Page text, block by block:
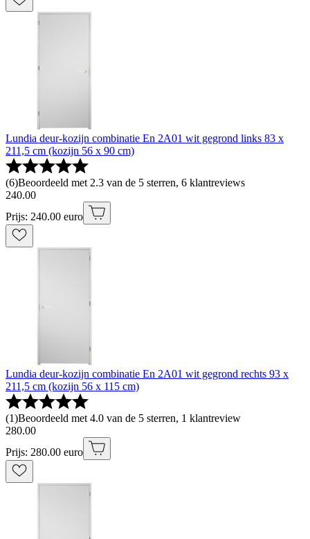
Lundia deur-kozijn combinatie En 2A01 wit gegrond links 83 x
211,5 cm (kozijn 56 x 90 cm)
(6)Beoordeeld met 2.3 van de 5 sterren, 6 klantreviews
240.00
Prijs: 240.00 euro
Lundia deur-kozijn combinatie En 2A01 wit gegrond rechts 93 x
211,5 cm (kozijn 56 x 115 cm)
(1)Beoordeeld met 4.0 van de 5 sterren, 1 klantreview
280.00
Prijs: 280.00 euro